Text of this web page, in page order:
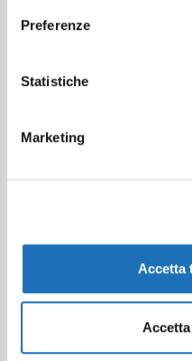
Preferenze
Statistiche
Marketing
Accetta